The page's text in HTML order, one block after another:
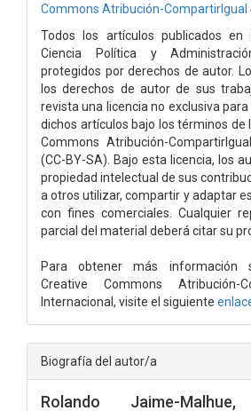
Commons Atribución-CompartirIgual
Todos los artículos publicados en
Ciencia Política y
protegidos por derechos de autor.
los derechos de autor de sus
revista una licencia no exclusiva
dichos artículos bajo los términos de
Commons Atribución-
(CC-BY-SA). Bajo esta licencia, los
propiedad intelectual de sus
a otros utilizar, compartir y adaptar
con fines comerciales. Cualquier
parcial del material deberá citar su
Para obtener más información
Creative Commons Atribución-
Internacional, visite el siguiente
Biografía del autor/a
Rolando Jaime-